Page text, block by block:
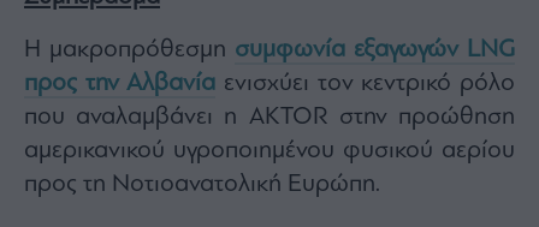
Η μακροπρόθεσμη συμφωνία εξαγωγών LNG
προς την Αλβανία ενισχύει τον κεντρικό ρόλο
που αναλαμβάνει η AKTOR στην προώθηση
αμερικανικού υγροποιημένου φυσικού αερίου
προς τη Νοτιοανατολική Ευρώπη.